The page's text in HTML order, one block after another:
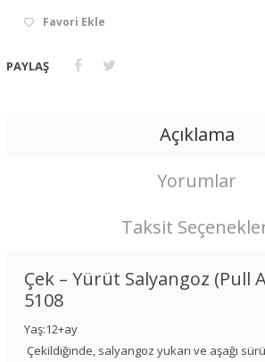
Favori Ekle
PAYLAŞ
Açıklama
Yorumlar
Taksit
Çek – Yürüt Salyangoz (Pull
5108
Yaş:12+ay
Çekildiğinde, salyangoz yukarı ve aşağı